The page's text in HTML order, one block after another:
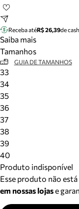
Tênis
Mule
Rasteira
Precisa de ajuda?
Receba atéR$ 26,39de
Saiba mais
Tamanhos
GUIA DE TAMANHOS
33
34
35
36
37
38
39
40
Produto indisponível
Esse produto não
em nossas lojase